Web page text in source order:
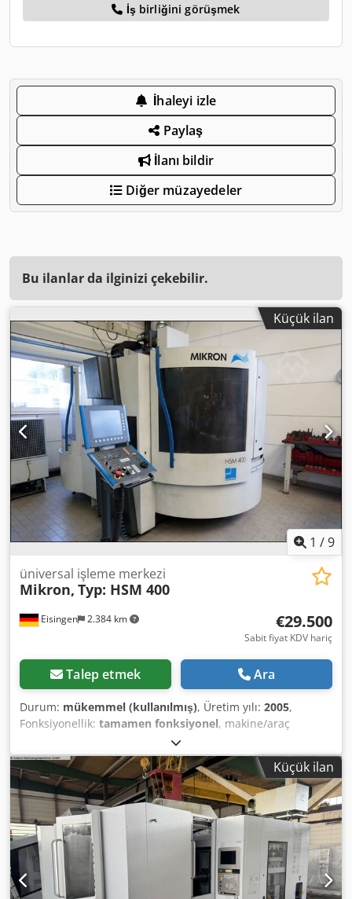
İş birliğini görüşmek
İhaleyi izle
Paylaş
İlanı bildir
Diğer müzayedeler
Bu ilanlar da ilginizi çekebilir.
Küçük ilan
1 /9
Eisingen 2.384 km
üniversal işleme merkezi
Mikron, Typ: HSM 400
€29.500
Sabit fiyat KDV hariç
Talep etmek Ara
Durum: mükemmel (kullanılmış), Üretim yılı: 2005,
Fonksiyonellik: tamamen fonksiyonel, makine/araç
Serien-Nr.: 107.84.00.188,
Üretici: Mikron, Tip: HSM 400, Üretim Yılı: 2005 Seri No:
107.84.00.188, Hareket Aralıkları (x/y/z ekseni):
400x450x350 mm, Takım Yuvası: HKS40E, Maks. Mil Hızı:
30.000 devir/dakika, Mil Gücü: 13 kW, Okunan Çalışma/Yük
Saatleri: 44.899/32.369 (Değişimden sonraki 13.350 mil
çalışma saati) CNC Kontrolü: HEIDENHAIN iTNC530 Palet
Masası: PPC 320x320 mm, 7'li palet değiştirici, 68'li takım
değiştirici, 1 adet Soğutma Ünitesi: BURN, 1 adet Egzoz
Sistemi: KELLER L-Cut, Üretim Yılı: 2012, Ayarlama Sensörü:
Küçük ilan